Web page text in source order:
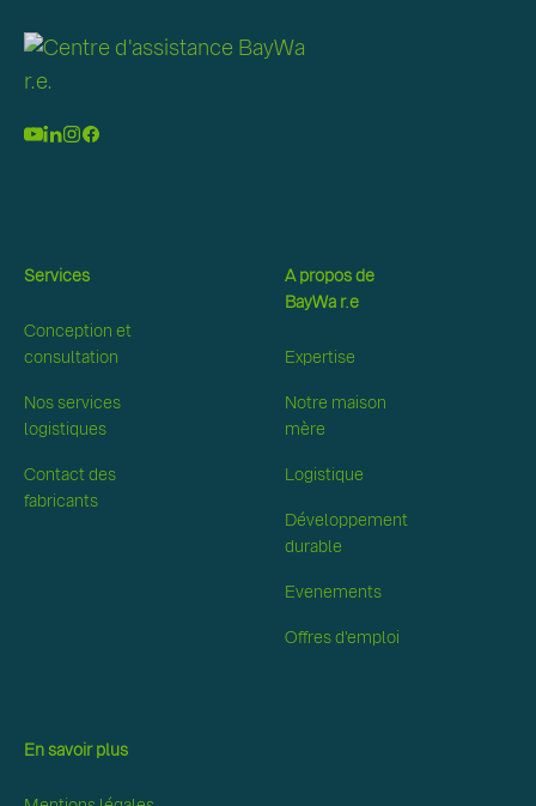
Services
Conception et
consultation
Nos services
logistiques
Contact des
fabricants
A propos de
BayWa r.e
Expertise
Notre maison
mère
Logistique
Développement
durable
Evenements
Offres d'emploi
En savoir plus